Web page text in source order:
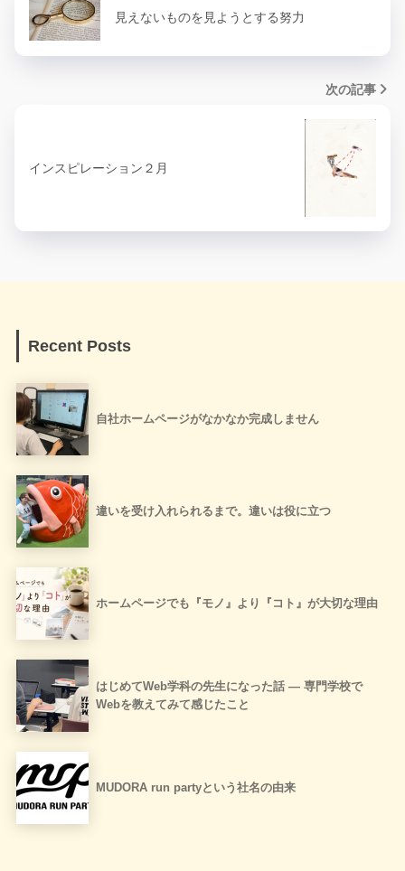
見えないものを見ようとする努力
次の記事
インスピレーション２月
Recent Posts
自社ホームページがなかなか完成しません
違いを受け入れられるまで。違いは役に立つ
ホームページでも『モノ』より『コト』が大切な理由
はじめてWeb学科の先生になった話 ― 専門学校で
Webを教えてみて感じたこと
MUDORA run partyという社名の由来